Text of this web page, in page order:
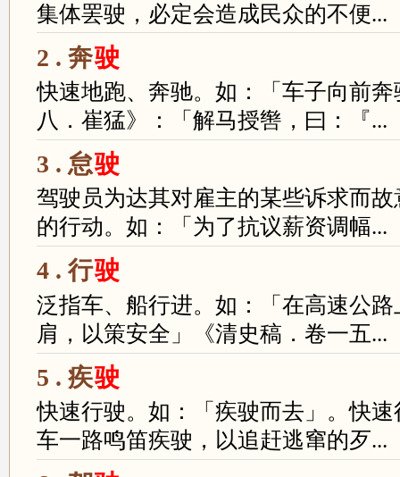
集体罢驶，必定会造成民众的不便...
2 . 奔驶
快速地跑、奔驰。如：「车子向前
八．崔猛》：「解马授辔，曰：『...
3 . 怠驶
驾驶员为达其对雇主的某些诉求而
的行动。如：「为了抗议薪资调幅...
4 . 行驶
泛指车、船行进。如：「在高速公
肩，以策安全」《清史稿．卷一五...
5 . 疾驶
快速行驶。如：「疾驶而去」。快
车一路鸣笛疾驶，以追赶逃窜的歹...